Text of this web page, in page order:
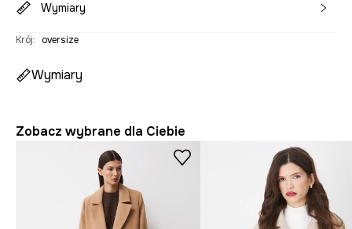
Wymiary
Krój: oversize
Wymiary
Zobacz wybrane dla Ciebie